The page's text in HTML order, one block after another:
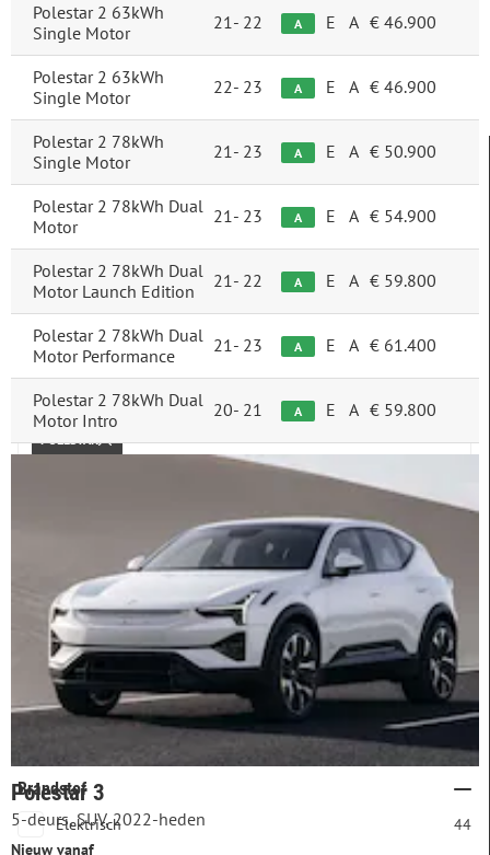
FILTERS
Categorie
Elektrische auto's
Nieuwe auto's
Merk & model
POLESTAR
Bouwjaar
Brandstof
Elektrisch
44
Polestar 2 63kWh
Single Motor
21- 22 A E A € 46.900
Polestar 2 63kWh
Single Motor
22- 23 A E A € 46.900
Polestar 2 78kWh
Single Motor
21- 23 A E A € 50.900
Polestar 2 78kWh Dual
Motor
21- 23 A E A € 54.900
Polestar 2 78kWh Dual
Motor Launch Edition
21- 22 A E A € 59.800
Polestar 2 78kWh Dual
Motor Performance
21- 23 A E A € 61.400
Polestar 2 78kWh Dual
Motor Intro
20- 21 A E A € 59.800
Polestar 3
5-deurs, SUV, 2022-heden
Nieuw vanaf